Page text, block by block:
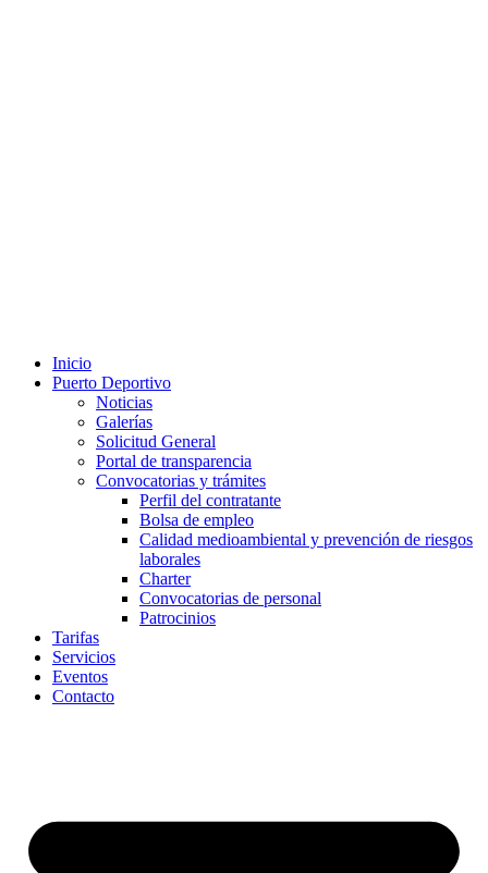
Inicio
Puerto Deportivo
Noticias
Galerías
Solicitud General
Portal de transparencia
Convocatorias y trámites
Perfil del contratante
Bolsa de empleo
Calidad medioambiental y prevención de riesgos
laborales
Charter
Convocatorias de personal
Patrocinios
Tarifas
Servicios
Eventos
Contacto